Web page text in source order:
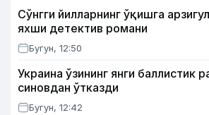
Сўнгги йилларнинг ўқишга
яхши детектив романи
Бугун, 12:50
Украина ўзининг янги баллистик
синовдан ўтказди
Бугун, 12:42